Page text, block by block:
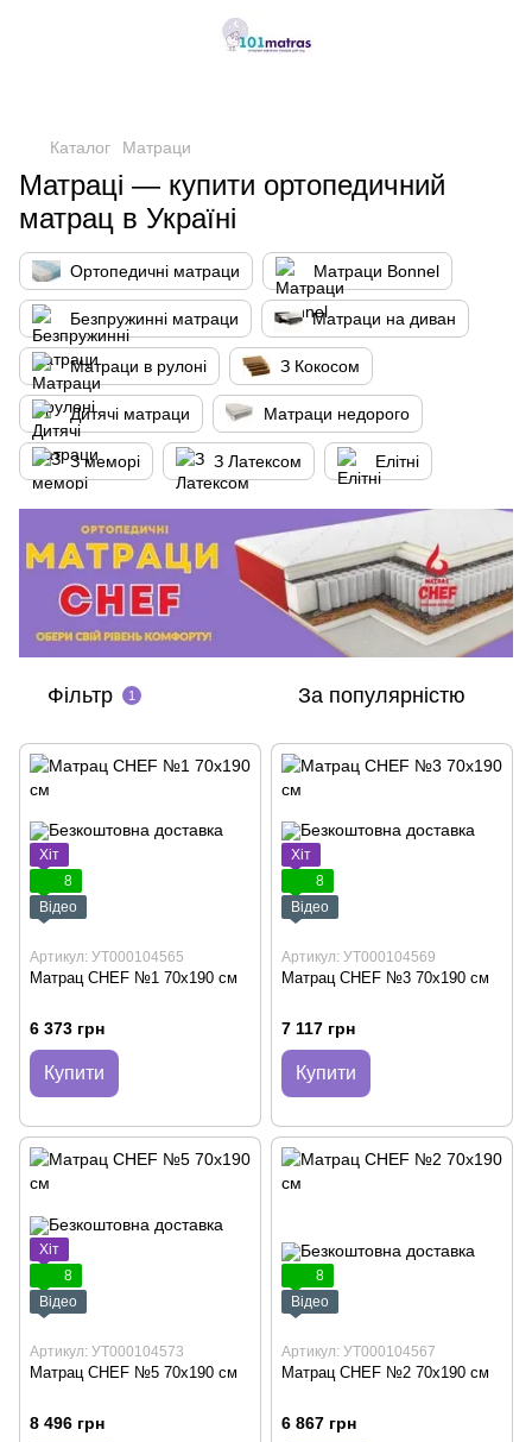
Каталог Матраци
Матраці — купити ортопедичний
матрац в Україні
Ортопедичні матраци Матраци Bonnel
Безпружинні матраци Матраци на диван
Матраци в рулоні З Кокосом
Дитячі матраци Матраци недорого
З меморі З Латексом Елітні
Фільтр 1 За популярністю
Хіт
8
Відео
Артикул: УТ000104565
Матрац CHEF №1 70х190 см
6 373 грн
Купити
Хіт
8
Відео
Артикул: УТ000104569
Матрац CHEF №3 70х190 см
7 117 грн
Купити
Хіт
8
Відео
Артикул: УТ000104573
Матрац CHEF №5 70х190 см
8 496 грн
8
Відео
Артикул: УТ000104567
Матрац CHEF №2 70х190 см
6 867 грн